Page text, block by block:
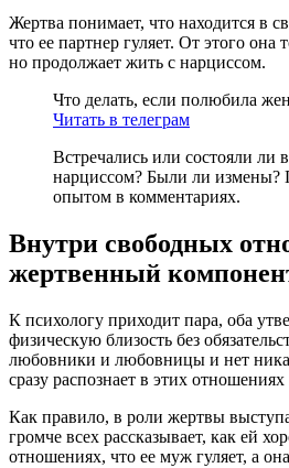
Жертва понимает, что находится в
что ее партнер гуляет. От этого она
но продолжает жить с нарциссом.
Что делать, если полюбила
Читать в телеграм
Встречались или состояли ли
нарциссом? Были ли измены?
опытом в комментариях.
Внутри свободных
жертвенный
К психологу приходит пара, оба
физическую близость без
любовники и любовницы и нет
сразу распознает в этих
Как правило, в роли жертвы
громче всех рассказывает, как ей
отношениях, что ее муж гуляет, а